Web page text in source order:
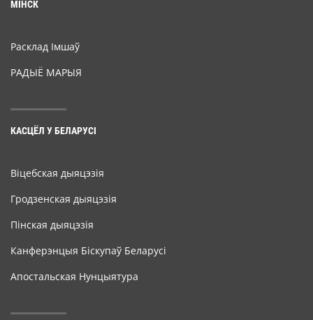
МІНСК
Расклад Імшаў
РАДЫЁ МАРЫЯ
КАСЦЁЛ У БЕЛАРУСІ
Віцебская дыяцэзія
Гродзенская дыяцэзія
Пінская дыяцэзія
Канферэнцыя Біскупаў Беларусі
Апостальская Нунцыятура